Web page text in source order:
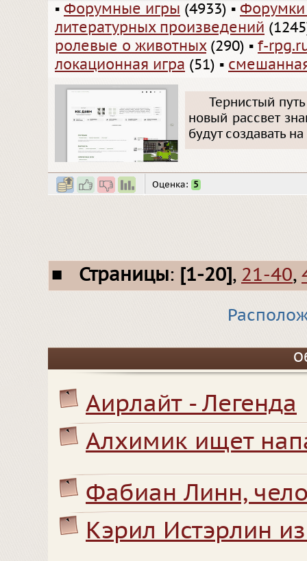
▪ Форумные игры (4933) ▪
литературных произведений
ролевые о животных(290) ▪ f-
локационная игра (51) ▪
Тернистый
новый рассвет
будут создавать
Оценка: 5
■ Страницы: [1-20], 21-40,
Аирлайт - Легенда
Алхимик ищет
Фабиан Линн,
Кэрил Истэрлин